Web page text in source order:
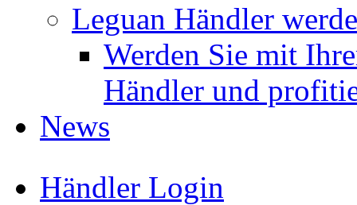
Leguan Händler
Werden Sie mit
Händler und
News
Händler Login